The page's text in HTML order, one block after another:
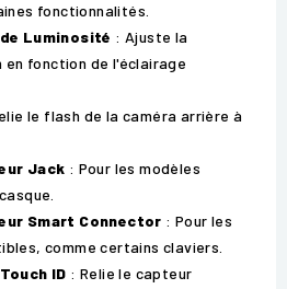
fonctionnalités.
Luminosité : Ajuste la
en fonction de l'éclairage
le flash de la caméra arrière à
Jack : Pour les modèles
Smart Connector : Pour les
comme certains claviers.
ID : Relie le capteur